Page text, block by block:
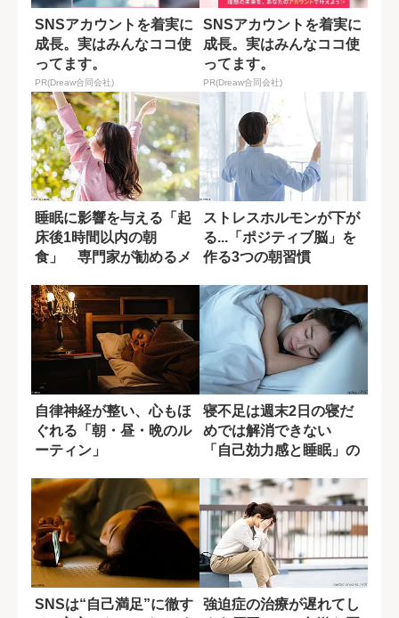
SNSアカウントを着実に
成長。実はみんなココ使
ってます。
PR(Dreaw合同会社)
SNSアカウントを着実に
成長。実はみんなココ使
ってます。
PR(Dreaw合同会社)
睡眠に影響を与える「起
床後1時間以内の朝
食」 専門家が勧めるメ
ストレスホルモンが下が
る...「ポジティブ脳」を
作る3つの朝習慣
自律神経が整い、心もほ
ぐれる「朝・昼・晩のル
ーティン」
寝不足は週末2日の寝だ
めでは解消できない
「自己効力感と睡眠」の
SNSは“自己満足”に徹す
強迫症の治療が遅れてし